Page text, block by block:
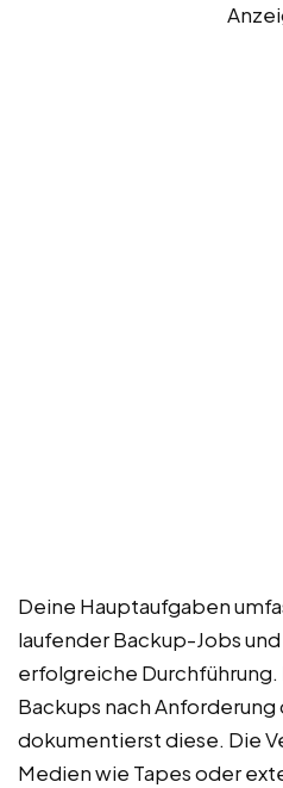
Deine Hauptaufgaben
laufender Backup-Jobs
erfolgreiche Durchführung.
Backups nach Anforderung
dokumentierst diese. Die
Medien wie Tapes oder